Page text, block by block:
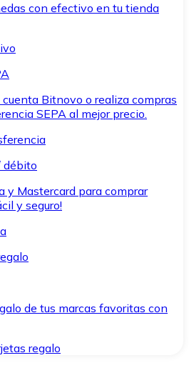
con efectivo en tu tienda
Bitnovo o realiza compras
SEPA al mejor precio.
débito
y Mastercard para comprar
y seguro!
de tus marcas favoritas con
regalo